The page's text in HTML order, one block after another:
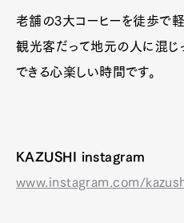
老舗の3大コーヒーを徒歩で軽
観光客だって地元の人に混じ
できる心楽しい時間です。
KAZUSHI instagram
www.instagram.com/